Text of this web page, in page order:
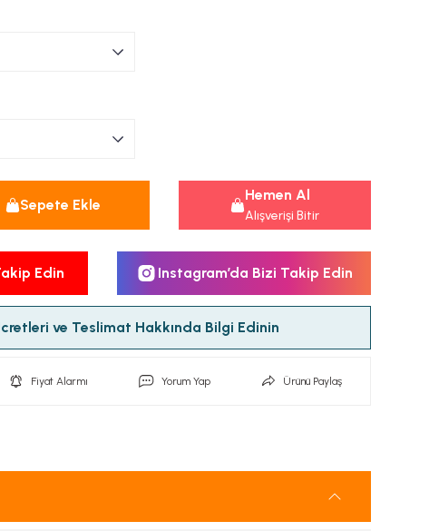
Sepete Ekle
Hemen Al
Alışverişi Bitir
Edin Instagram’da Bizi Takip Edin
ve Teslimat Hakkında Bilgi Edinin
Fiyat Alarmı Yorum Yap Ürünü Paylaş